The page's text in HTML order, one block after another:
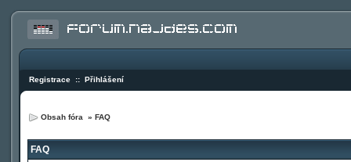
Registrace :: Přihlášení
Obsah fóra » FAQ
FAQ